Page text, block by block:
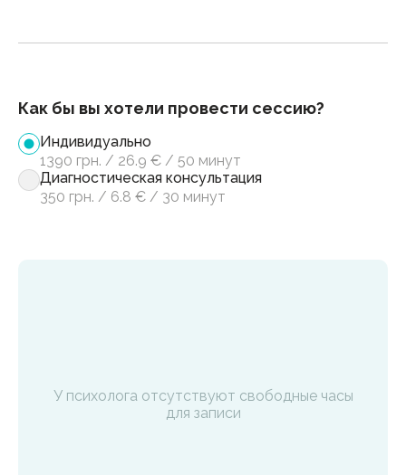
Как бы вы хотели провести сессию?
Индивидуально
1390 грн. / 26.9 € / 50 минут
Диагностическая консультация
350 грн. / 6.8 € / 30 минут
У психолога отсутствуют свободные часы
для записи